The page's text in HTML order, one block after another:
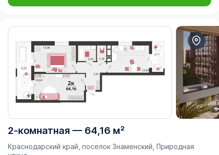
2-комнатная — 64,16 м²
Краснодарский край, посёлок Знаменский, Природная